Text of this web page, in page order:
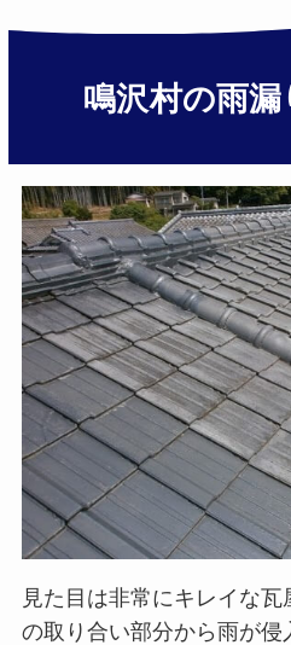
鳴沢村の雨漏
見た目は非常にキレイな
の取り合い部分から雨が侵